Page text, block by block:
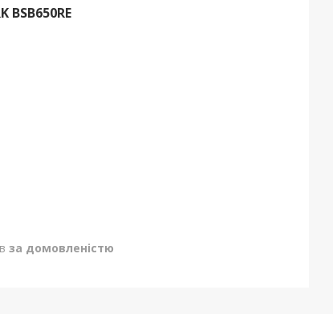
за домовленістю